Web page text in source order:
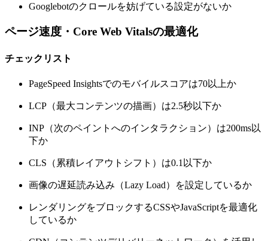
Googlebotのクロールを妨げている設定がないか
ページ速度・Core Web Vitalsの最適化
チェックリスト
PageSpeed Insightsでのモバイルスコアは70以上か
LCP（最大コンテンツの描画）は2.5秒以下か
INP（次のペイントへのインタラクション）は200ms以
下か
CLS（累積レイアウトシフト）は0.1以下か
画像の遅延読み込み（Lazy Load）を設定しているか
レンダリングをブロックするCSSやJavaScriptを最適化
しているか